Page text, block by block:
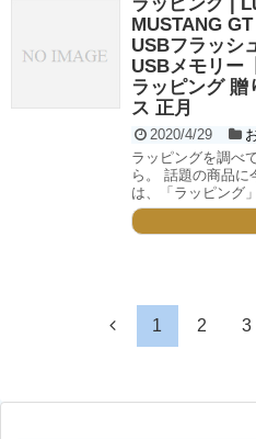
MUSTANG
USBフラッシ
USBメモリー
ラッピング
ス 正月
2020/4/29
ラッピングを調べ
ら。 話題の商品に
は、「ラッピング
1 2 3